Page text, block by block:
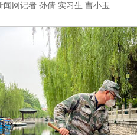
记者 孙倩 实习生 曹小玉